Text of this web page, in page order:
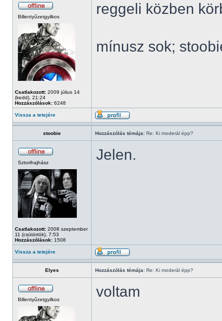
Billentyűzetgyilkos
Csatlakozott: 2009 július 14
(kedd), 21:24
Hozzászólások: 6248
reggeli közben
mínusz sok;
Vissza a tetejére
stoobie Hozzászólás témája: Re: Ki moderál épp?
Sztorihajhász
Csatlakozott: 2008 szeptember
11 (csütörtök), 7:53
Hozzászólások: 1508
Jelen.
Vissza a tetejére
Elyes Hozzászólás témája: Re: Ki moderál épp?
Billentyűzetgyilkos voltam